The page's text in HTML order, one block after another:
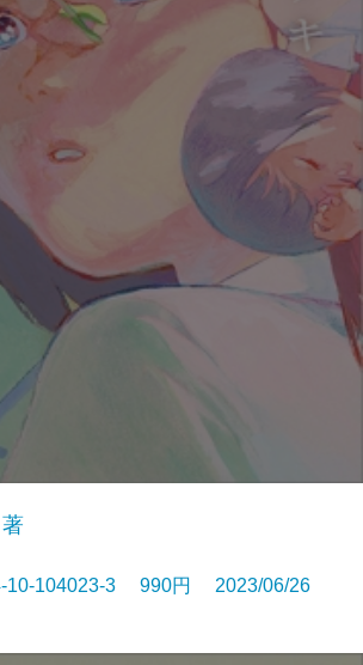
10-104023-3 990円 2023/06/26